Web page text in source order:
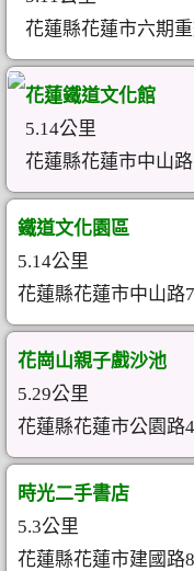
花蓮縣花蓮市六期
花蓮鐵道文化館
5.14公里
花蓮縣花蓮市中山
鐵道文化園區
5.14公里
花蓮縣花蓮市中山路
花崗山親子戲沙池
5.29公里
花蓮縣花蓮市公園路
時光二手書店
5.3公里
花蓮縣花蓮市建國路